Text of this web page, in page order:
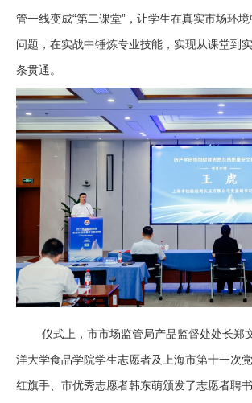
管一线变成“第二课堂”，让学生在真实市场环
问题，在实战中锤炼专业技能，实现从课堂到
条贯通。
仪式上，市市场监管局产品监督处处长郑
洋大学食品学院学生志愿者及上海市第十一次
红旗手、市优秀志愿者韩东萌颁发了志愿者聘